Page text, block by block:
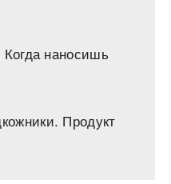
Когда наносишь
Продукт